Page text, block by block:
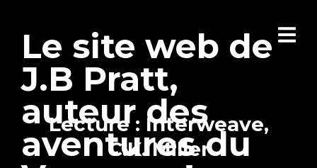
Le site web de
J.B Pratt,
auteur des
aventures du
Lecture : Interweave,
C.K. Miller